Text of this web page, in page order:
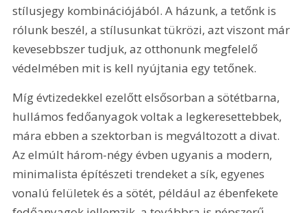
stílusjegy kombinációjából. A házunk, a tetőnk is
rólunk beszél, a stílusunkat tükrözi, azt viszont már
kevesebbszer tudjuk, az otthonunk megfelelő
védelmében mit is kell nyújtania egy tetőnek.
Míg évtizedekkel ezelőtt elsősorban a sötétbarna,
hullámos fedőanyagok voltak a legkeresettebbek,
mára ebben a szektorban is megváltozott a divat.
Az elmúlt három-négy évben ugyanis a modern,
minimalista építészeti trendeket a sík, egyenes
vonalú felületek és a sötét, például az ébenfekete